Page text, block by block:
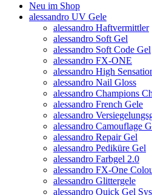
Neu im Shop
alessandro UV Gele
alessandro Haftvermittler
alessandro Soft Gel
alessandro Soft Code Gel
alessandro FX-ONE
alessandro High
alessandro Nail Gloss
alessandro Champions
alessandro French Gele
alessandro
alessandro Camouflage
alessandro Repair Gel
alessandro Pediküre Gel
alessandro Farbgel 2.0
alessandro FX-One
alessandro Glittergele
alessandro Quick Gel